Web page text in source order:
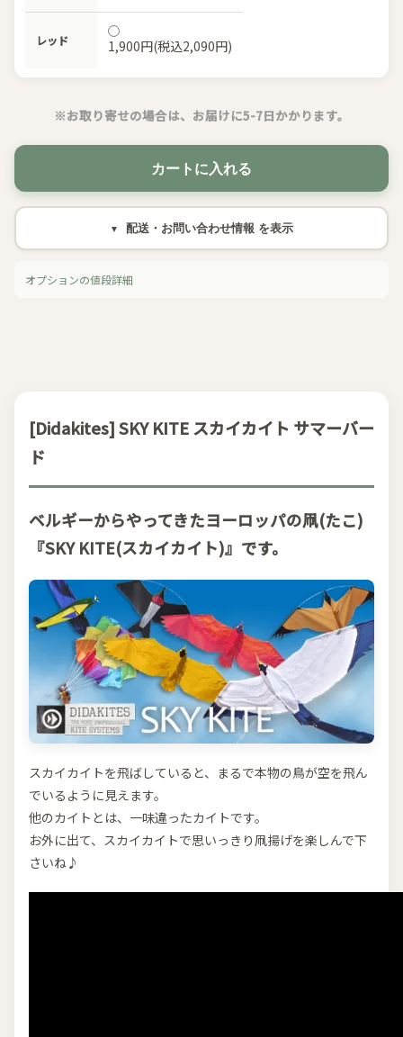
レッド 1,900円(税込2,090円)
※お取り寄せの場合は、お届けに5-7日かかります。
カートに入れる
配送・お問い合わせ情報
オプションの値段詳細
[Didakites] SKY KITE スカイカイト サマーバー
ド
ベルギーからやってきたヨーロッパの凧(たこ)
『SKY KITE(スカイカイト)』です。
スカイカイトを飛ばしていると、まるで本物の鳥が空を飛ん
でいるように見えます。
他のカイトとは、一味違ったカイトです。
お外に出て、スカイカイトで思いっきり凧揚げを楽しんで下
さいね♪